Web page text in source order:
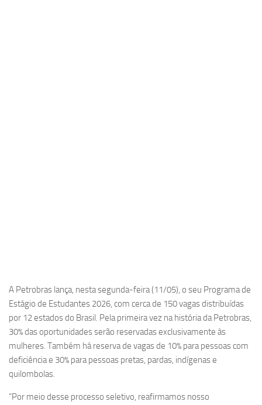
A Petrobras lança, nesta segunda-feira (11/05), o seu Programa de
Estágio de Estudantes 2026, com cerca de 150 vagas distribuídas
por 12 estados do Brasil. Pela primeira vez na história da Petrobras,
30% das oportunidades serão reservadas exclusivamente às
mulheres. Também há reserva de vagas de 10% para pessoas com
deficiência e 30% para pessoas pretas, pardas, indígenas e
quilombolas.
“Por meio desse processo seletivo, reafirmamos nosso